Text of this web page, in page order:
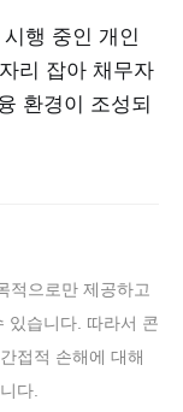
행 중인 개인
리 잡아 채무자
환경이 조성되
적으로만 제공하고
있습니다. 따라서 콘
접적 손해에 대해
다.